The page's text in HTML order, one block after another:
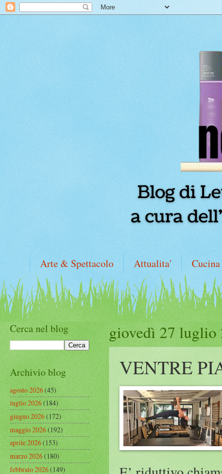
Arte & Spettacolo Attualita' Cucina
giovedì 27 luglio
VENTRE
Cerca nel blog
Archivio blog
agosto 2026(45)
luglio 2026(184)
giugno 2026(172)
maggio 2026(192)
aprile 2026(153)
marzo 2026(180)
febbraio 2026(149)